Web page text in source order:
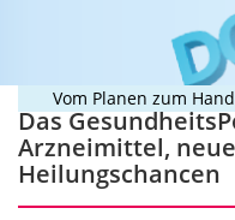
Vom Planen zum
Das
Arzneimittel,
Heilungschancen